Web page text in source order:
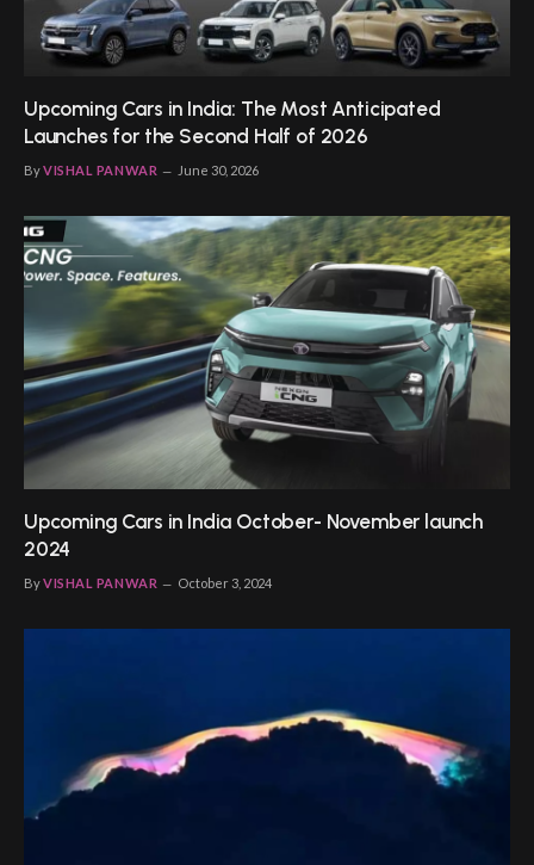
Upcoming Cars in India: The Most Anticipated
Launches for the Second Half of 2026
ByVISHAL PANWAR June 30, 2026
Upcoming Cars in India October- November launch
2024
ByVISHAL PANWAR October 3, 2024